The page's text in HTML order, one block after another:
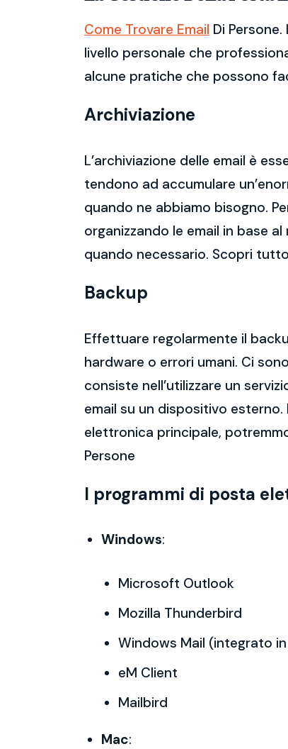
Come Trovare Email Di
livello personale che
alcune pratiche che possono
Archiviazione
L’archiviazione delle email è
tendono ad accumulare
quando ne abbiamo bisogno.
organizzando le email in base
quando necessario. Scopri
Backup
Effettuare regolarmente il
hardware o errori umani. Ci
consiste nell’utilizzare un
email su un dispositivo
elettronica principale,
Persone
I programmi di posta
Windows:
Microsoft Outlook
Mozilla Thunderbird
Windows Mail (integrato
eM Client
Mailbird
Mac: